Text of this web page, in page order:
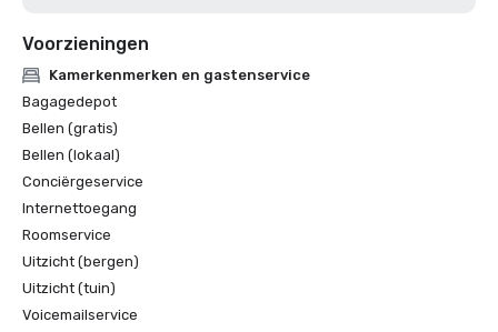
Amerikaans nieuws en wereldrapport | #6 Hotels in San
Diego
Californië
Northstar Meetings Group Stella Awards | Zilveren
medaille, beste golfresort, regio Far West
Thrillist | Meest romantische restaurants voor een date
Healthy Travel Magazine | Beste resorts om National Trails
Day te vieren
Observer | Beste herfstcocktails van favoriete hotelbars
over de hele wereld
Wine Spectator | Award voor uitmuntendheid (AVANT
Voorzieningen
Kamerkenmerken en gastenservice
Bagagedepot
Bellen (gratis)
Bellen (lokaal)
Conciërgeservice
Internettoegang
Roomservice
Uitzicht (bergen)
Uitzicht (tuin)
Voicemailservice